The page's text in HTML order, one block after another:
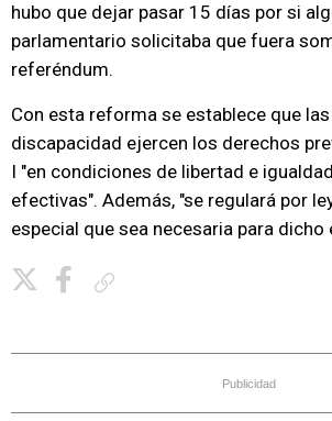
hubo que dejar pasar 15 días por si
parlamentario solicitaba que fuera
referéndum.
Con esta reforma se establece que
discapacidad ejercen los derechos
I "en condiciones de libertad e
efectivas". Además, "se regulará por
especial que sea necesaria para dicho
Publicidad